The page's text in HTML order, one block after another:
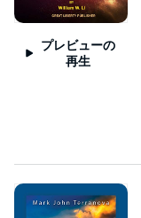
プレビューの
再生